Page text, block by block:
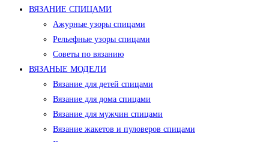
ВЯЗАНИЕ СПИЦАМИ
Ажурные узоры спицами
Рельефные узоры спицами
Советы по вязанию
ВЯЗАНЫЕ МОДЕЛИ
Вязание для детей спицами
Вязание для дома спицами
Вязание для мужчин спицами
Вязание жакетов и пуловеров спицами